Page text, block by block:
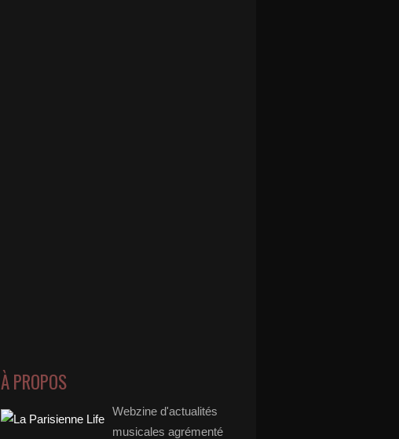
À PROPOS
Webzine d'actualités
musicales agrémenté